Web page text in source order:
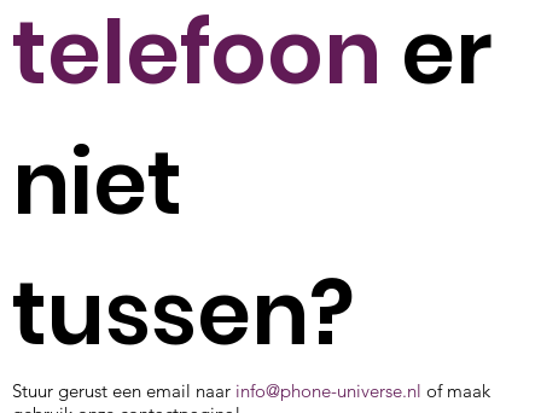
telefoon er
niet
tussen?
Stuur gerust een email naar info@phone-universe.nl of maak